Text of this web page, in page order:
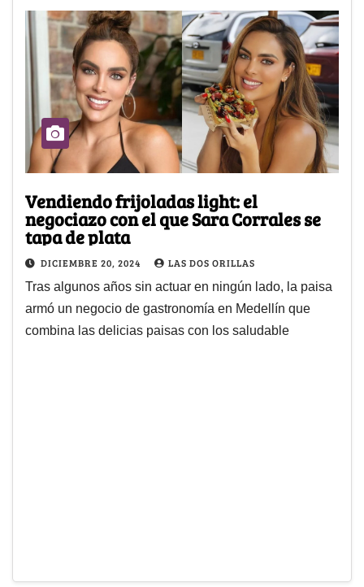
Vendiendo frijoladas light: el
negociazo con el que Sara Corrales se
tapa de plata
DICIEMBRE 20, 2024 LAS DOS ORILLAS
Tras algunos años sin actuar en ningún lado, la paisa
armó un negocio de gastronomía en Medellín que
combina las delicias paisas con los saludable